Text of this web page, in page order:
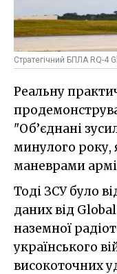
Стратегічний БПЛА RQ-4
Реальну
"Об’єднані
минулого року,
маневрами
Тоді ЗСУ було
даних від
наземної
українського
високоточних